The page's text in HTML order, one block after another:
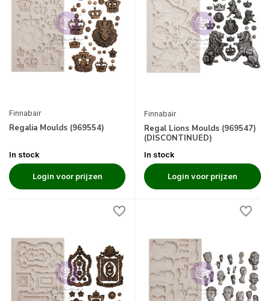
Finnabair
Regalia Moulds (969554)
In stock
Login voor prijzen
Finnabair
Regal Lions Moulds (969547)
(DISCONTINUED)
In stock
Login voor prijzen